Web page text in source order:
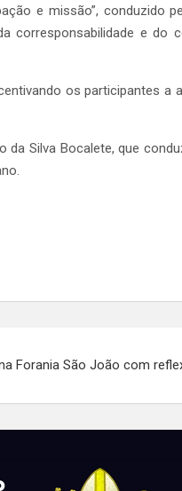
e missão”, conduzido
corresponsabilidade e do
os participantes a
Silva Bocalete, que
Forania São João com